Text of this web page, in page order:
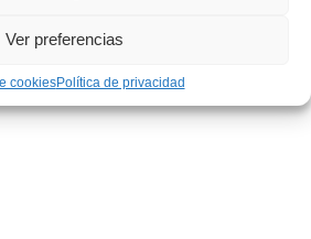
Ver preferencias
cookiesPolítica de privacidad